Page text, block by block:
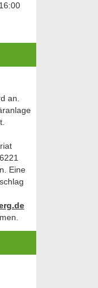
an.
Eine